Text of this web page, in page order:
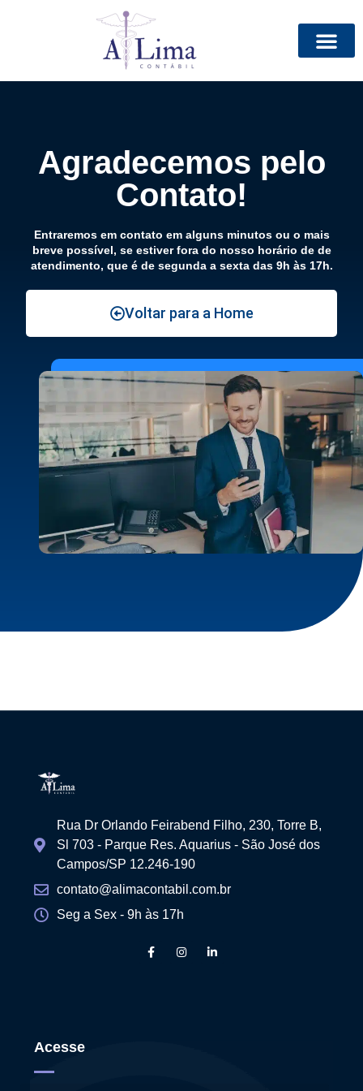
Agradecemos pelo
Contato!
Entraremos em contato em alguns minutos ou o mais
breve possível, se estiver fora do nosso horário de de
atendimento, que é de segunda a sexta das 9h às 17h.
Voltar para a Home
Rua Dr Orlando Feirabend Filho, 230, Torre B,
Sl 703 - Parque Res. Aquarius - São José dos
Campos/SP 12.246-190
contato@alimacontabil.com.br
Seg a Sex - 9h às 17h
Acesse